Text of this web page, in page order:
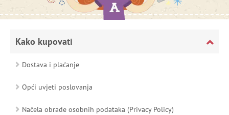
Kako kupovati
Dostava i plaćanje
Opći uvjeti poslovanja
Načela obrade osobnih podataka (Privacy Policy)